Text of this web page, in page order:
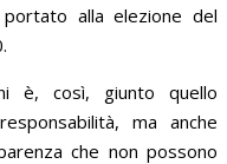
alla elezione del
è, così, giunto quello
ma anche
che non possono